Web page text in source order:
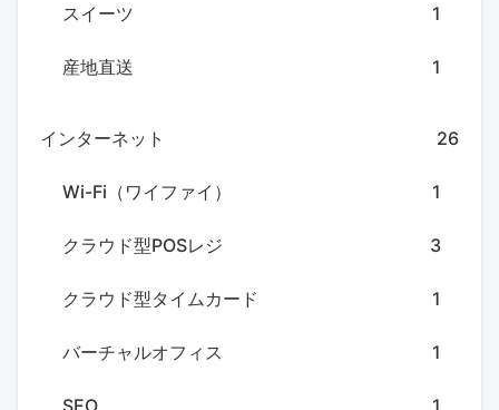
スイーツ 1
産地直送 1
インターネット 26
Wi-Fi（ワイファイ） 1
クラウド型POSレジ 3
クラウド型タイムカード 1
バーチャルオフィス 1
SEO 1